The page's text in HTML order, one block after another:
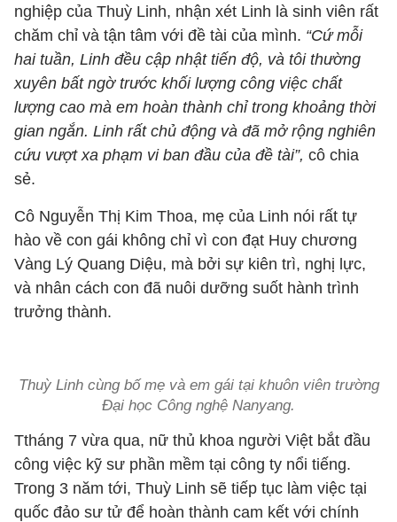
nghiệp của Thuỳ Linh, nhận xét Linh là sinh viên rất
chăm chỉ và tận tâm với đề tài của mình. “Cứ mỗi
hai tuần, Linh đều cập nhật tiến độ, và tôi thường
xuyên bất ngờ trước khối lượng công việc chất
lượng cao mà em hoàn thành chỉ trong khoảng thời
gian ngắn. Linh rất chủ động và đã mở rộng nghiên
cứu vượt xa phạm vi ban đầu của đề tài”, cô chia
sẻ.
Cô Nguyễn Thị Kim Thoa, mẹ của Linh nói rất tự
hào về con gái không chỉ vì con đạt Huy chương
Vàng Lý Quang Diệu, mà bởi sự kiên trì, nghị lực,
và nhân cách con đã nuôi dưỡng suốt hành trình
trưởng thành.
Thuỳ Linh cùng bố mẹ và em gái tại khuôn viên trường
Đại học Công nghệ Nanyang.
Ttháng 7 vừa qua, nữ thủ khoa người Việt bắt đầu
công việc kỹ sư phần mềm tại công ty nổi tiếng.
Trong 3 năm tới, Thuỳ Linh sẽ tiếp tục làm việc tại
quốc đảo sư tử để hoàn thành cam kết với chính